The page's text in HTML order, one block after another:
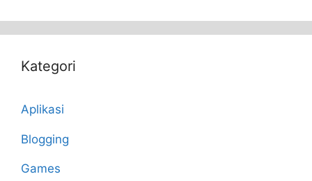
Kategori
Aplikasi
Blogging
Games